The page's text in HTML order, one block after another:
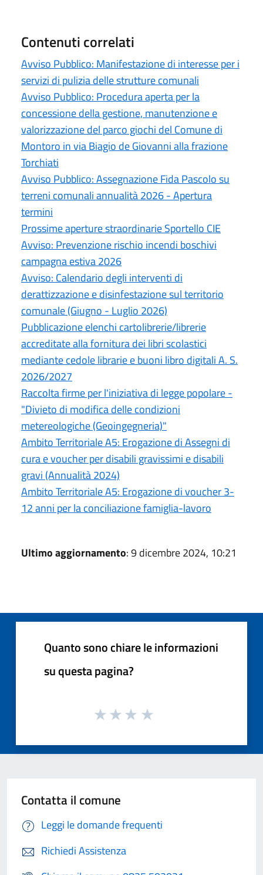
Contenuti correlati
Avviso Pubblico: Manifestazione di interesse per i
servizi di pulizia delle strutture comunali
Avviso Pubblico: Procedura aperta per la
concessione della gestione, manutenzione e
valorizzazione del parco giochi del Comune di
Montoro in via Biagio de Giovanni alla frazione
Torchiati
Avviso Pubblico: Assegnazione Fida Pascolo su
terreni comunali annualità 2026 - Apertura
termini
Prossime aperture straordinarie Sportello CIE
Avviso: Prevenzione rischio incendi boschivi
campagna estiva 2026
Avviso: Calendario degli interventi di
derattizzazione e disinfestazione sul territorio
comunale (Giugno - Luglio 2026)
Pubblicazione elenchi cartolibrerie/librerie
accreditate alla fornitura dei libri scolastici
mediante cedole librarie e buoni libro digitali A. S.
2026/2027
Raccolta firme per l'iniziativa di legge popolare -
"Divieto di modifica delle condizioni
metereologiche (Geoingegneria)"
Ambito Territoriale A5: Erogazione di Assegni di
cura e voucher per disabili gravissimi e disabili
gravi (Annualità 2024)
Ambito Territoriale A5: Erogazione di voucher 3-
12 anni per la conciliazione famiglia-lavoro
Ultimo aggiornamento: 9 dicembre 2024, 10:21
Quanto sono chiare le informazioni
su questa pagina?
Contatta il comune
Leggi le domande frequenti
Richiedi Assistenza